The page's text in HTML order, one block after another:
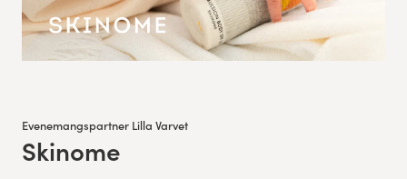
Evenemangspartner Lilla Varvet
:Skinome